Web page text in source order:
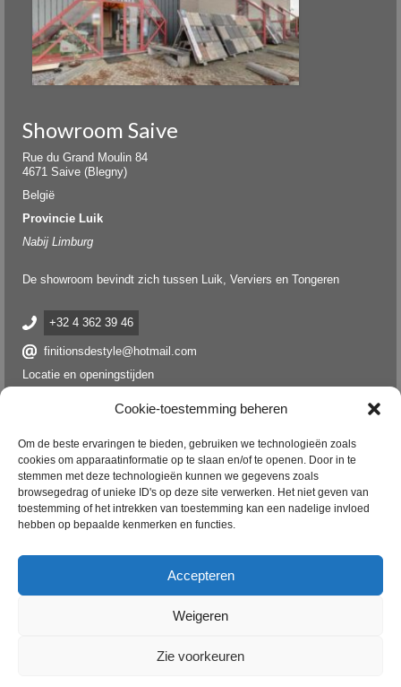
Cookie-toestemming beheren
Om de beste ervaringen te bieden, gebruiken we technologieën zoals
cookies om apparaatinformatie op te slaan en/of te openen. Door in te
stemmen met deze technologieën kunnen we gegevens zoals
browsegedrag of unieke ID's op deze site verwerken. Het niet geven van
toestemming of het intrekken van toestemming kan een nadelige invloed
hebben op bepaalde kenmerken en functies.
Accepteren
Weigeren
Zie voorkeuren
Showroom Saive
Rue du Grand Moulin 84
4671 Saive (Blegny)
België
Provincie Luik
Nabij Limburg
De showroom bevindt zich tussen Luik, Verviers en Tongeren
+32 4 362 39 46
finitionsdestyle@hotmail.com
Locatie en openingstijden
Volg ons verder